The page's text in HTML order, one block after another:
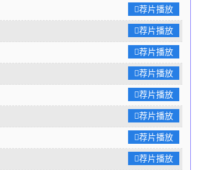
荐片播放
荐片播放
荐片播放
荐片播放
荐片播放
荐片播放
荐片播放
荐片播放